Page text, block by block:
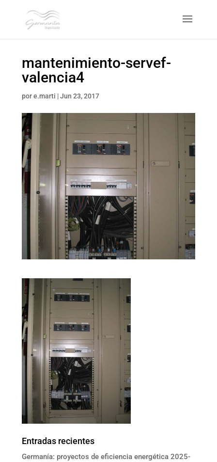
mantenimiento-servef-
valencia4
pore.marti |Jun 23, 2017
Entradas recientes
Germanía: proyectos de eficiencia energética 2025-